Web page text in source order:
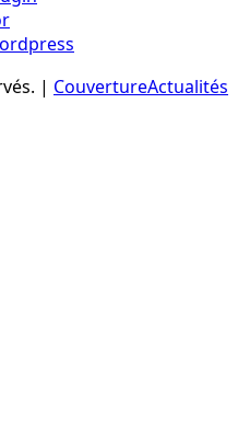
| CouvertureActualités